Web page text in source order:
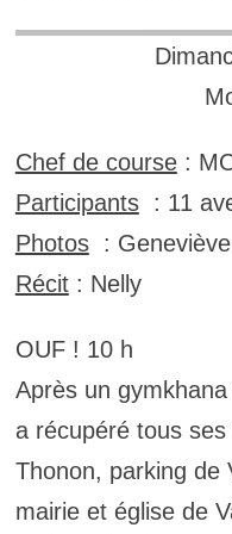
Chef de course:
Participants: 11
Photos: Geneviève
Récit: Nelly
OUF ! 10 h
Après un
a récupéré tous
Thonon, parking de
mairie et église de